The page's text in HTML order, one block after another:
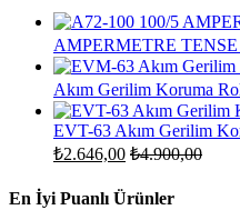
AMPERMETRE TENSE
Akım Gerilim Koruma
EVT-63 Akım Gerilim
₺2.646,00 ₺4.900,00
En İyi Puanlı Ürünler